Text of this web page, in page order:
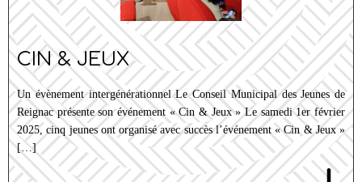
CIN & JEUX
Un évènement intergénérationnel Le Conseil Municipal des Jeunes de
Reignac présente son événement « Cin & Jeux » Le samedi 1er février
2025, cinq jeunes ont organisé avec succès l’événement « Cin & Jeux »
[…]